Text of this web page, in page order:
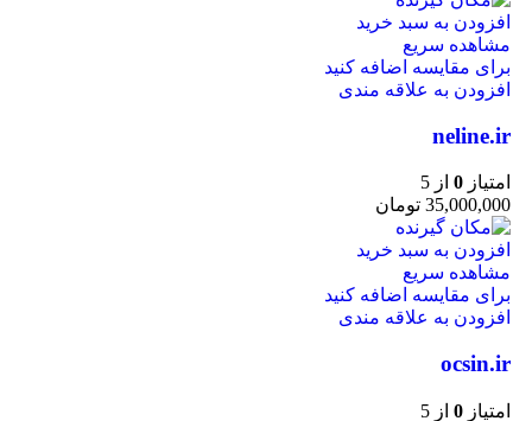
افزودن به سبد خرید
مشاهده سریع
برای مقایسه اضافه کنید
افزودن به علاقه مندی
neline.ir
امتیاز 0 از 5
35,000,000 تومان
افزودن به سبد خرید
مشاهده سریع
برای مقایسه اضافه کنید
افزودن به علاقه مندی
ocsin.ir
امتیاز 0 از 5